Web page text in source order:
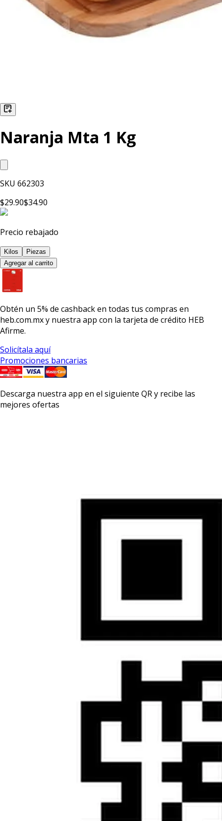
Naranja Mta 1 Kg
SKU 662303
$29.90$34.90
Precio rebajado
Kilos
Piezas
Agregar al carrito
Obtén un 5% de cashbacken todas tus compras en
heb.com.mx y nuestra app con la tarjeta de crédito HEB
Afirme.
Solicítala aquí
Promociones bancarias
Descarga nuestra app en el siguiente QR y recibe las
mejores ofertas